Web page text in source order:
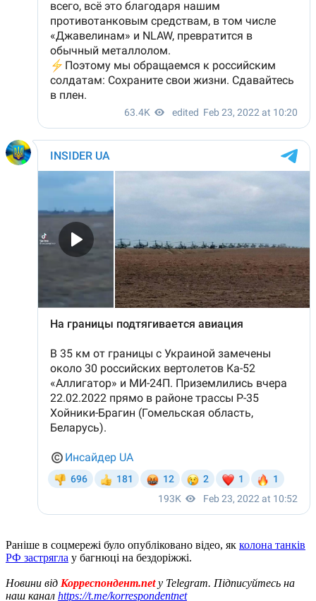
Раніше в соцмережі було опубліковано відео, як колона танків
РФ застрягла у багнюці на бездоріжжі.
Новини від Корреспондент.netу Telegram. Підписуйтесь на
наш канал https://t.me/korrespondentnet